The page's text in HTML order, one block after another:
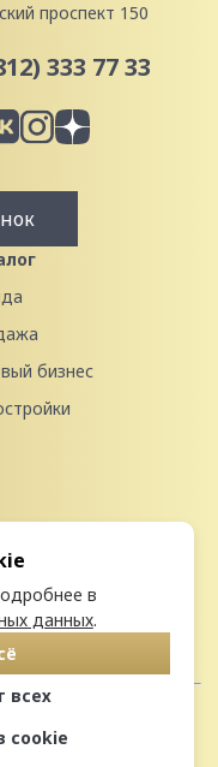
проспект 150
333 77 33
бизнес
в
данных.
всех
cookie